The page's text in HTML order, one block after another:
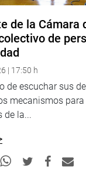
de la Cámara
de
| 17:50 h
de escuchar sus
mecanismos
de la...